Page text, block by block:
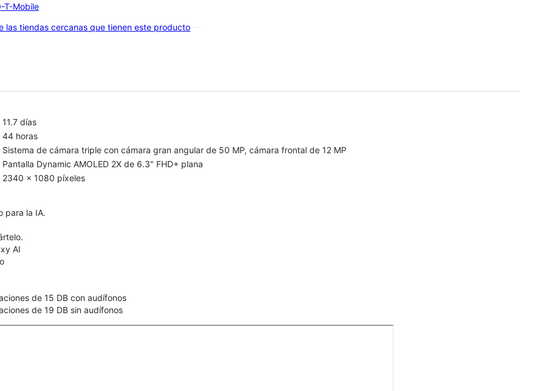
T-Mobile
las tiendas cercanas que tienen este producto
11.7 días
44 horas
Sistema de cámara triple con cámara gran angular de 50 MP, cámara frontal de 12 MP
Pantalla Dynamic AMOLED 2X de 6.3" FHD+ plana
2340 x 1080 píxeles
para la IA.
AI
de 15 DB con audífonos
de 19 DB sin audífonos